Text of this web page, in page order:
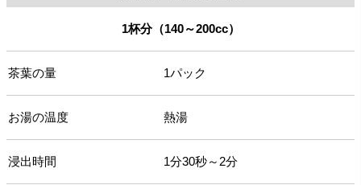
1杯分（140～200cc）
茶葉の量 1パック
お湯の温度 熱湯
浸出時間 1分30秒～2分